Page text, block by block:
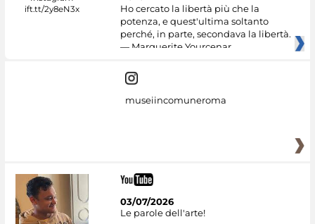
Ho cercato la libertà più che la
potenza, e quest'ultima soltanto
perché, in parte, secondava la libertà.
— Marguerite Yourcenar
museiincomuneroma
03/07/2026
Le parole dell'arte!